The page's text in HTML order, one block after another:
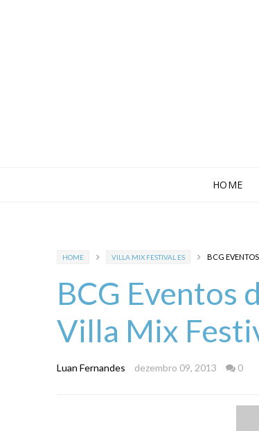
HOME
HOME VILLA MIX FESTIVAL ES BCG
BCG Eventos
Villa Mix
Luan Fernandes dezembro 09, 2013 0